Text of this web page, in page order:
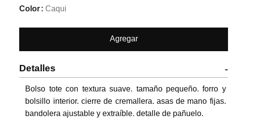
Color Caqui
Agregar
Detalles -
Bolso tote con textura suave. tamaño pequeño. forro y
bolsillo interior. cierre de cremallera. asas de mano fijas.
bandolera ajustable y extraíble. detalle de pañuelo.